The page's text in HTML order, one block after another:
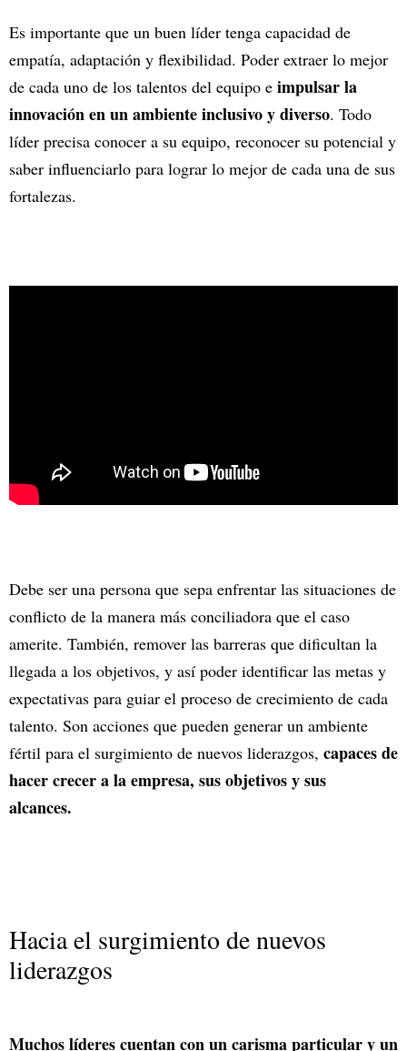
Es importante que un buen líder tenga capacidad de
empatía, adaptación y flexibilidad. Poder extraer lo mejor
de cada uno de los talentos del equipo e impulsar la
innovación en un ambiente inclusivo y diverso. Todo
líder precisa conocer a su equipo, reconocer su potencial y
saber influenciarlo para lograr lo mejor de cada una de sus
fortalezas.
Debe ser una persona que sepa enfrentar las situaciones de
conflicto de la manera más conciliadora que el caso
amerite. También, remover las barreras que dificultan la
llegada a los objetivos, y así poder identificar las metas y
expectativas para guiar el proceso de crecimiento de cada
talento. Son acciones que pueden generar un ambiente
fértil para el surgimiento de nuevos liderazgos, capaces de
hacer crecer a la empresa, sus objetivos y sus
alcances.
Hacia el surgimiento de nuevos
liderazgos
Muchos líderes cuentan con un carisma particular y un